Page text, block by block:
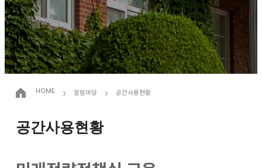
HOME › 알림마당 › 공간사용현황
공간사용현황